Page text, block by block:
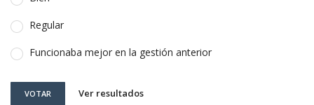
Regular
Funcionaba mejor en la gestión anterior
VOTAR Ver resultados